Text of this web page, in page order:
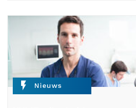
flash_on Nieuws